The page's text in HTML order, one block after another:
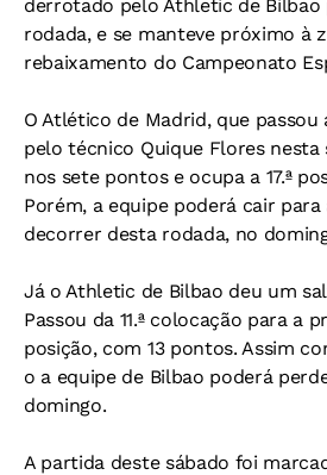
derrotado pelo Athletic de Bilbao
rodada, e se manteve próximo à
rebaixamento do Campeonato
O Atlético de Madrid, que passou
pelo técnico Quique Flores nesta
nos sete pontos e ocupa a 17.ª
Porém, a equipe poderá cair
decorrer desta rodada, no
Já o Athletic de Bilbao deu um
Passou da 11.ª colocação para a
posição, com 13 pontos. Assim
o a equipe de Bilbao poderá
domingo.
A partida deste sábado foi